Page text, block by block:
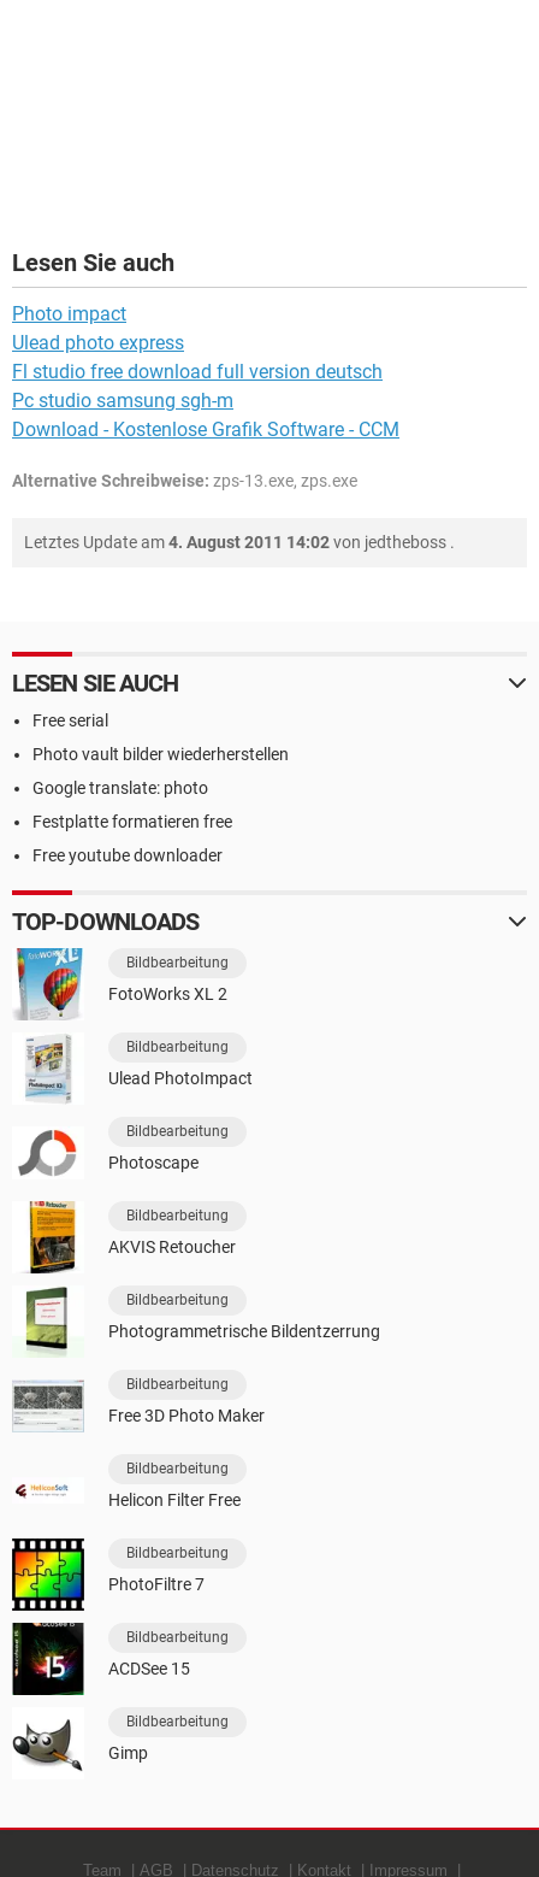
Lesen Sie auch
Photo impact
Ulead photo express
Fl studio free download full version deutsch
Pc studio samsung sgh-m
Download - Kostenlose Grafik Software - CCM
Alternative Schreibweise: zps-13.exe, zps.exe
Letztes Update am4. August 2011 14:02von jedtheboss .
LESEN SIE AUCH
Free serial
Photo vault bilder wiederherstellen
Google translate: photo
Festplatte formatieren free
Free youtube downloader
TOP-DOWNLOADS
Bildbearbeitung
FotoWorks XL 2
Bildbearbeitung
Ulead PhotoImpact
Bildbearbeitung
Photoscape
Bildbearbeitung
AKVIS Retoucher
Bildbearbeitung
Photogrammetrische Bildentzerrung
Bildbearbeitung
Free 3D Photo Maker
Bildbearbeitung
Helicon Filter Free
Bildbearbeitung
PhotoFiltre 7
Bildbearbeitung
ACDSee 15
Bildbearbeitung
Gimp
Team AGB Datenschutz Kontakt Impressum